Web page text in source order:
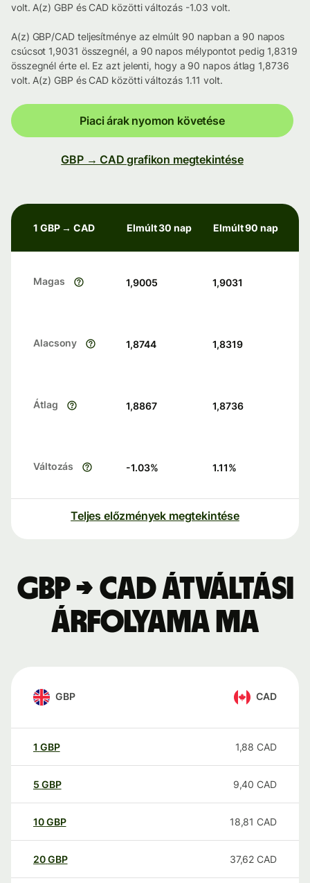
volt. A(z) GBP és CAD közötti változás -1.03 volt.
A(z) GBP/CAD teljesítménye az elmúlt 90 napban a 90 napos
csúcsot 1,9031 összegnél, a 90 napos mélypontot pedig 1,8319
összegnél érte el. Ez azt jelenti, hogy a 90 napos átlag 1,8736
volt. A(z) GBP és CAD közötti változás 1.11 volt.
Piaci árak nyomon követése
GBP → CAD grafikon megtekintése
1 GBP → CAD Elmúlt 30 nap Elmúlt 90 nap
Magas 1,9005 1,9031
Alacsony 1,8744 1,8319
Átlag 1,8867 1,8736
Változás -1.03% 1.11%
Teljes előzmények megtekintése
GBP → CAD átváltási
árfolyama ma
GBP CAD
1 GBP 1,88 CAD
5 GBP 9,40 CAD
10GBP 18,81 CAD
20GBP 37,62 CAD